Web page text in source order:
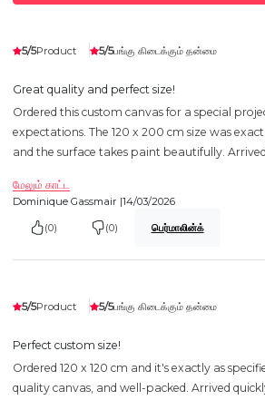
5/5Product 5/5பங்கு கிடைக்கும் தன்மை
Great quality and perfect size!
Ordered this custom canvas for a special
expectations. The 120 x 200 cm size was
and the surface takes paint beautifully.
மேலும் காட்ட
Dominique Gassmair |14/03/2026
(0) (0) பெர்மாலின்க்
5/5Product 5/5பங்கு கிடைக்கும் தன்மை
Perfect custom size!
Ordered 120 x 120 cm and it's exactly as
quality canvas, and well-packed. Arrived